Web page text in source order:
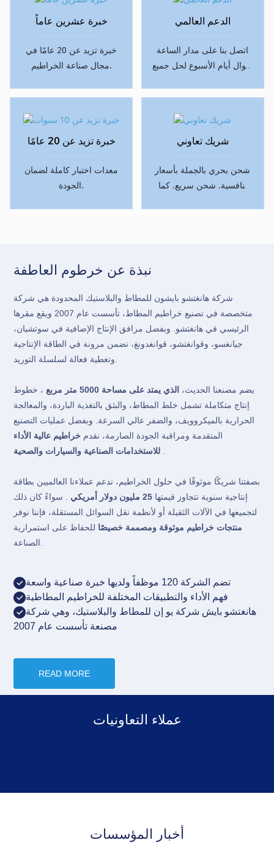
خبرة عشرين عاماً
خبرة تزيد عن 20 عامًا في
مجال صناعة الخراطيم.
الدعم العالمي
اتصل بنا على مدار الساعة
طوال أيام الأسبوع لحل جميع
خبرة تزيد عن 20 عامًا
معدات اختبار كاملة لضمان
الجودة.
شريك تعاوني
شحن بحري بالجملة بأسعار
تنافسية. شحن سريع. كما
نبذة عن خرطوم العاطفة
شركة هانغتشو بايشون للمطاط والبلاستيك المحدودة هي شركة
متخصصة في تصنيع خراطيم المطاط، تأسست عام 2007 ويقع مقرها
الرئيسي في هانغتشو. وبفضل مرافق الإنتاج الإضافية في سوتشيان،
جيانغسو، وقوانغتشو، قوانغدونغ، نضمن مرونة في الطاقة الإنتاجية
يضم مصنعنا الحديث، الذي يمتد على مساحة 5000 متر مربع
، خطوط
إنتاج متكاملة تشمل خلط المطاط، والبثق بالتغذية الباردة، والمعالجة
الحرارية بالميكروويف، والضفر عالي السرعة. وبفضل عمليات التصنيع
المتقدمة ومراقبة الجودة الصارمة، نقدم خراطيم عالية الأداء
للاستخدامات الصناعية والسيارات والصحية
بصفتنا شريكًا موثوقًا في حلول الخراطيم، ندعم عملاءنا العالميين بطاقة
إنتاجية سنوية تتجاوز قيمتها 25 مليون دولار أمريكي
. سواءً كان ذلك
لتجميعها في الآلات الثقيلة أو لأنظمة نقل السوائل المستقلة، فإننا نوفر
منتجات خراطيم موثوقة ومصممة خصيصًا للحفاظ على استمرارية
تضم الشركة 120 موظفاً ولديها خبرة صناعية واسعة
فهم الأداء والتطبيقات المختلفة للخراطيم المطاطية
هانغتشو بايش شركة يو إن للمطاط والبلاستيك، وهي شركة
مصنعة تأسست عام 2007
READ MORE
عملاء التعاونيات
أخبار المؤسسات